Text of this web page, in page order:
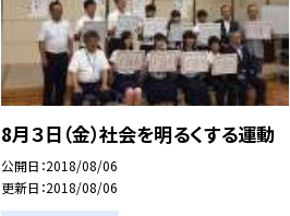
8月３日（金）社会を明るくする運動
公開日 2018/08/06
更新日 2018/08/06